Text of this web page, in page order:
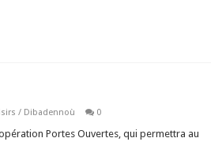
/ Dibadennoù 0
Portes Ouvertes, qui permettra au